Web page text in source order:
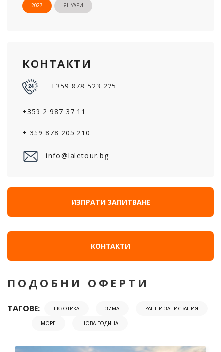
2027 ЯНУАРИ
КОНТАКТИ
+359 878 523 225
+359 2 987 37 11
+ 359 878 205 210
info@laletour.bg
ИЗПРАТИ ЗАПИТВАНЕ
КОНТАКТИ
ПОДОБНИ ОФЕРТИ
ТАГОВЕ: ЕКЗОТИКА ЗИМА РАННИ ЗАПИСВАНИЯ
МОРЕ НОВА ГОДИНА